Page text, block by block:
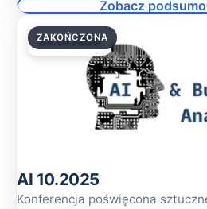
Zobacz
23.10.2025
ZAKOŃCZONA
AI 10.2025
Konferencja poświęcona